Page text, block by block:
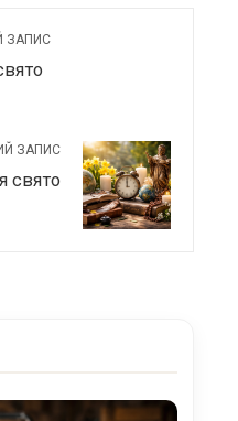
ЗАПИС
ЗАПИС
свято